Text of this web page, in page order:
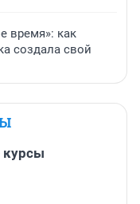
время»: как
создала свой
курсы